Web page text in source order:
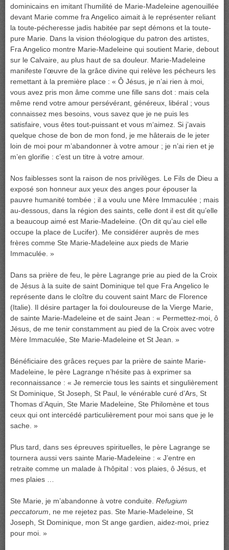
dominicains en imitant l’humilité de Marie-Madeleine agenouillée
devant Marie comme fra Angelico aimait à le représenter reliant
la toute-pécheresse jadis habitée par sept démons et la toute-
pure Marie. Dans la vision théologique du patron des artistes,
Fra Angelico montre Marie-Madeleine qui soutient Marie, debout
sur le Calvaire, au plus haut de sa douleur. Marie-Madeleine
manifeste l’œuvre de la grâce divine qui relève les pécheurs les
remettant à la première place : « Ô Jésus, je n’ai rien à moi,
vous avez pris mon âme comme une fille sans dot : mais cela
même rend votre amour persévérant, généreux, libéral ; vous
connaissez mes besoins, vous savez que je ne puis les
satisfaire, vous êtes tout-puissant et vous m‘aimez. Si j’avais
quelque chose de bon de mon fond, je me hâterais de le jeter
loin de moi pour m’abandonner à votre amour ; je n’ai rien et je
m’en glorifie : c’est un titre à votre amour.
Nos faiblesses sont la raison de nos privilèges. Le Fils de Dieu a
exposé son honneur aux yeux des anges pour épouser la
pauvre humanité tombée ; il a voulu une Mère Immaculée ; mais
au-dessous, dans la région des saints, celle dont il est dit qu’elle
a beaucoup aimé est Marie-Madeleine. (On dit qu’au ciel elle
occupe la place de Lucifer). Me considérer auprès de mes
frères comme Ste Marie-Madeleine aux pieds de Marie
Immaculée. »
Dans sa prière de feu, le père Lagrange prie au pied de la Croix
de Jésus à la suite de saint Dominique tel que Fra Angelico le
représente dans le cloître du couvent saint Marc de Florence
(Italie). Il désire partager la foi douloureuse de la Vierge Marie,
de sainte Marie-Madeleine et de saint Jean : « Permettez-moi, ô
Jésus, de me tenir constamment au pied de la Croix avec votre
Mère Immaculée, Ste Marie-Madeleine et St Jean. »
Bénéficiaire des grâces reçues par la prière de sainte Marie-
Madeleine, le père Lagrange n’hésite pas à exprimer sa
reconnaissance : « Je remercie tous les saints et singulièrement
St Dominique, St Joseph, St Paul, le vénérable curé d’Ars, St
Thomas d’Aquin, Ste Marie Madeleine, Ste Philomène et tous
ceux qui ont intercédé particulièrement pour moi sans que je le
sache. »
Plus tard, dans ses épreuves spirituelles, le père Lagrange se
tournera aussi vers sainte Marie-Madeleine : « J’entre en
retraite comme un malade à l’hôpital : vos plaies, ô Jésus, et
mes plaies …
Ste Marie, je m’abandonne à votre conduite. Refugium
peccatorum , ne me rejetez pas. Ste Marie-Madeleine, St
Joseph, St Dominique, mon St ange gardien, aidez-moi, priez
pour moi. »